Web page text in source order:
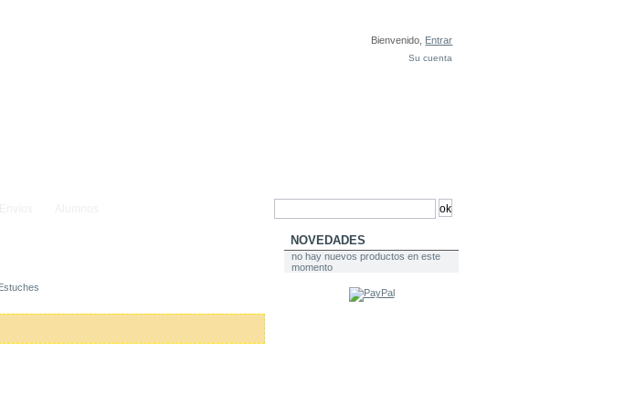
Bienvenido,
Entrar
Su cuenta
NOVEDADES
no hay nuevos productos en este
momento